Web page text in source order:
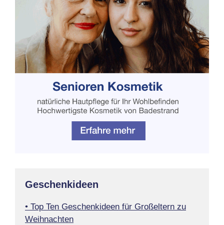
Geschenkideen
• Top Ten Geschenkideen für Großeltern zu
Weihnachten